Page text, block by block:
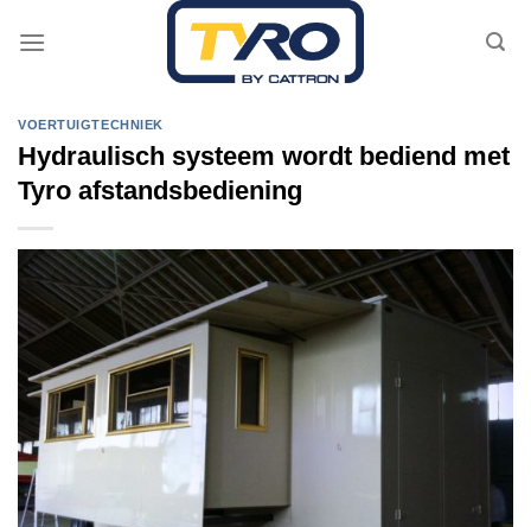
VOERTUIGTECHNIEK
Hydraulisch systeem wordt bediend met
Tyro afstandsbediening